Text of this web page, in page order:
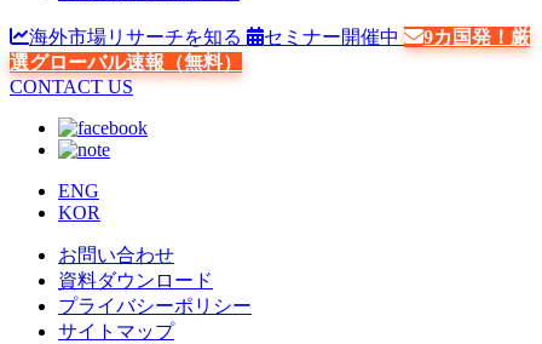
海外市場リサーチを知る セミナー開催中
9カ国発！厳
選グローバル速報（無料）
CONTACT US
ENG
KOR
お問い合わせ
資料ダウンロード
プライバシーポリシー
サイトマップ